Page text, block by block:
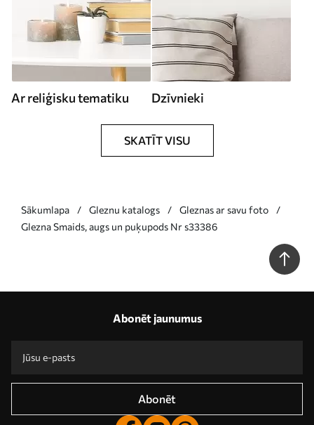
Ar reliģisku tematiku Dzīvnieki
SKATĪT VISU
Sākumlapa Gleznu katalogs
Gleznas ar savu foto
Glezna Smaids, augs un puķupods Nr s33386
Abonēt jaunumus
Abonēt